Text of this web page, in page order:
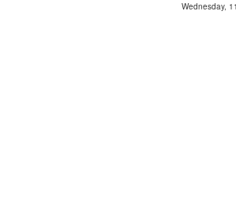
Wednesday,